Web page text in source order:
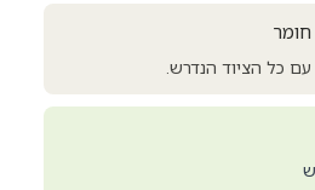
כל הציוד הנדרש.